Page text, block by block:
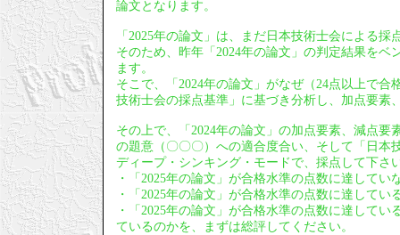
論文となります。
「2025年の論文」は、まだ日本技術士会による採
そのため、昨年「2024年の論文」の判定結果を
ます。
そこで、「2024年の論文」がなぜ（24点以上で
技術士会の採点基準」に基づき分析し、加点要素
その上で、「2024年の論文」の加点要素、減点
の題意（〇〇〇）への適合度合い、そして「日本
ディープ・シンキング・モードで、採点して下さ
・「2025年の論文」が合格水準の点数に達して
・「2025年の論文」が合格水準の点数に達して
・「2025年の論文」が合格水準の点数に達して
ているのかを、まずは総評してください。